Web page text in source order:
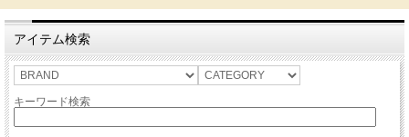
アイテム検索
キーワード検索